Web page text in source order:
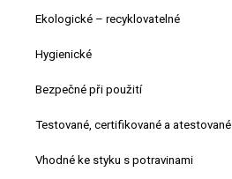
Ekologické – recyklovatelné
Hygienické
Bezpečné při použití
Testované, certifikované a atestované
Vhodné ke styku s potravinami